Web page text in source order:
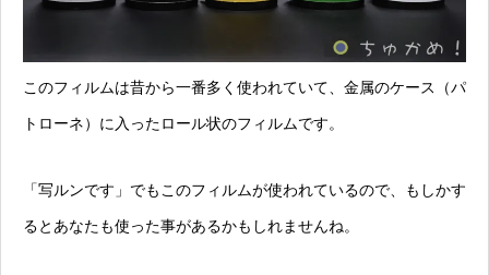
このフィルムは昔から一番多く使われていて、金属のケース（パ
トローネ）に入ったロール状のフィルムです。
「写ルンです」でもこのフィルムが使われているので、もしかす
るとあなたも使った事があるかもしれませんね。